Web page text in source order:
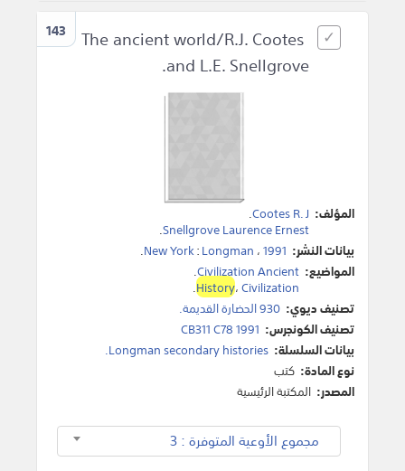
143
The ancient world/R.J. Cootes
and L.E. Snellgrove.
المؤلف: Cootes R. J
.
Snellgrove Laurence Ernest
.
بيانات النشر:
New York:Longman ،1991
.
المواضيع: Civilization Ancient
.
History،Civilization
.
تصنيف ديوي: 930 الحضارة القديمة.
تصنيف الكونجرس: CB311 C78 1991
بيانات السلسلة: Longman secondary histories.
نوع المادة: كتب
المصدر: المكتبة الرئيسية
مجموع الأوعية المتوفرة : 3